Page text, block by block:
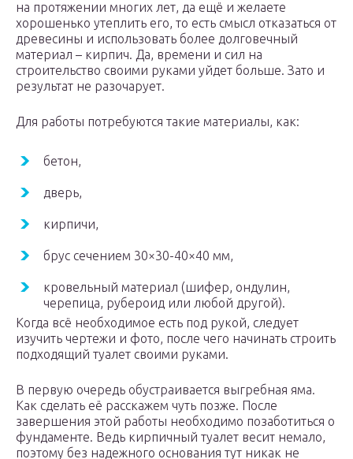
на протяжении многих лет, да ещё и желаете
хорошенько утеплить его, то есть смысл отказаться от
древесины и использовать более долговечный
материал – кирпич. Да, времени и сил на
строительство своими руками уйдет больше. Зато и
результат не разочарует.
Для работы потребуются такие материалы, как:
бетон,
дверь,
кирпичи,
брус сечением 30×30-40×40 мм,
кровельный материал (шифер, ондулин,
черепица, рубероид или любой другой).
Когда всё необходимое есть под рукой, следует
изучить чертежи и фото, после чего начинать строить
подходящий туалет своими руками.
В первую очередь обустраивается выгребная яма.
Как сделать её расскажем чуть позже. После
завершения этой работы необходимо позаботиться о
фундаменте. Ведь кирпичный туалет весит немало,
поэтому без надежного основания тут никак не